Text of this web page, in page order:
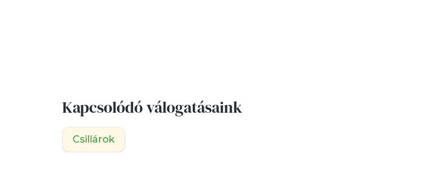
Kapcsolódó válogatásaink
Csillárok